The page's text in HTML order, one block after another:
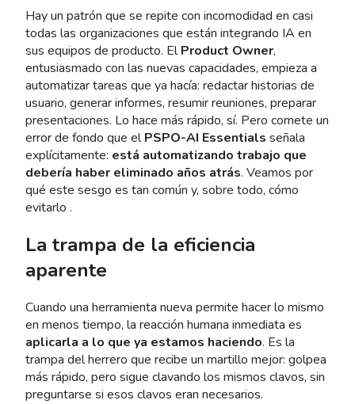
Hay un patrón que se repite con incomodidad en casi
todas las organizaciones que están integrando IA en
sus equipos de producto. ElProduct Owner,
entusiasmado con las nuevas capacidades, empieza a
automatizar tareas que ya hacía: redactar historias de
usuario, generar informes, resumir reuniones, preparar
presentaciones. Lo hace más rápido, sí. Pero comete un
error de fondo que elPSPO-AI Essentials señala
explícitamente: está automatizando trabajo que
debería haber eliminado años atrás. Veamos por
qué este sesgo es tan común y, sobre todo, cómo
evitarlo .
La trampa de la eficiencia
aparente
Cuando una herramienta nueva permite hacer lo mismo
en menos tiempo, la reacción humana inmediata es
aplicarla a lo que ya estamos haciendo. Es la
trampa del herrero que recibe un martillo mejor: golpea
más rápido, pero sigue clavando los mismos clavos, sin
preguntarse si esos clavos eran necesarios.